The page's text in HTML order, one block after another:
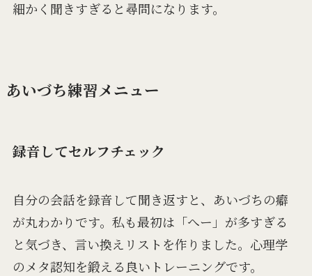
細かく聞きすぎると尋問になります。
あいづち練習メニュー
録音してセルフチェック
自分の会話を録音して聞き返すと、あいづちの癖
が丸わかりです。私も最初は「へー」が多すぎる
と気づき、言い換えリストを作りました。心理学
のメタ認知を鍛える良いトレーニングです。